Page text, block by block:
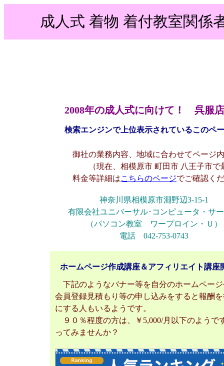
成人式 着物 着付教室関係
2008年の成人式に向けて！ 呉服
検索エンジンで上位表示されているこのペ
御社の業務内容、地域に合わせてページ
（現在、相模原市 町田市 八王子市で
料金等詳細はこちらのページでご確認く
神奈川県相模原市淵野辺3-15-1
有限会社ユニバーサル･コンピュータ・サ
（パソコン教室 ワープロイン・Ｕ）
電話 042-753-0743
ホームページ作成講座＆アフィリエイト講座
下記のようなバナー等を自分のホームペー
会員登録見積もり等の申し込みをすると報酬
にする人もいるようです。
９０％程度の方は、￥5,000/月以下のようで
ってみませんか？